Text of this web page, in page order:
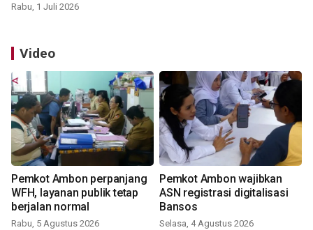
Rabu, 1 Juli 2026
Video
Pemkot Ambon perpanjang
WFH, layanan publik tetap
berjalan normal
Rabu, 5 Agustus 2026
Pemkot Ambon wajibkan
ASN registrasi digitalisasi
Bansos
Selasa, 4 Agustus 2026